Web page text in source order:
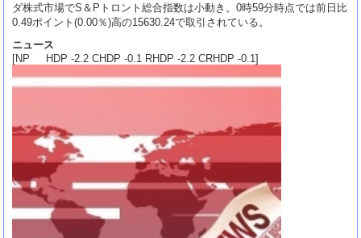
ダ株式市場でS＆Pトロント総合指数は小動き。0時59分時点では前日比
0.49ポイント(0.00％)高の15630.24で取引されている。
ニュース
[NP HDP -2.2 CHDP -0.1 RHDP -2.2 CRHDP -0.1]